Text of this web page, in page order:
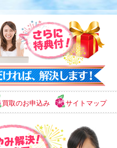
買取のお申込み サイトマップ